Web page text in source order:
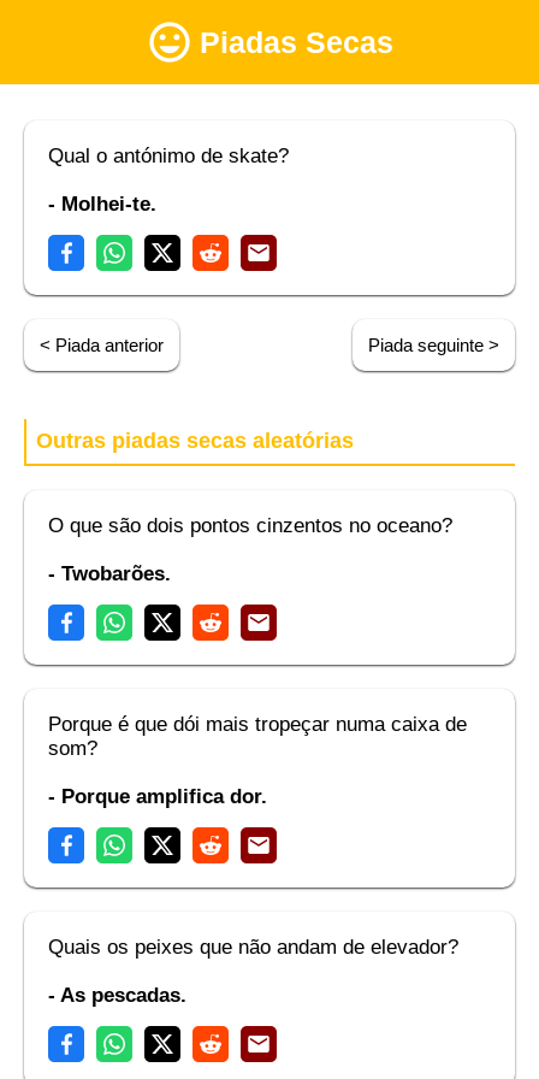
Piadas Secas
Qual o antónimo de skate?
- Molhei-te.
< Piada anterior Piada seguinte >
Outras piadas secas aleatórias
O que são dois pontos cinzentos no oceano?
- Twobarões.
Porque é que dói mais tropeçar numa caixa de
som?
- Porque amplifica dor.
Quais os peixes que não andam de elevador?
- As pescadas.